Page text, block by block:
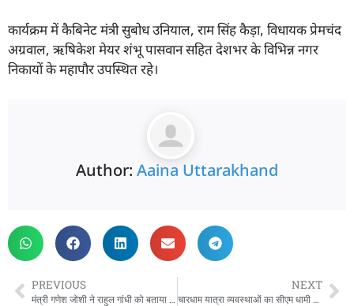
कार्यक्रम में कैबिनेट मंत्री सुबोध उनियाल, राम सिंह कैड़ा, विधायक प्रेमचंद
अग्रवाल, ऋषिकेश मेयर शंभू पासवान सहित देशभर के विभिन्न नगर
निकायों के महापौर उपस्थित रहे।
Author: Aaina Uttarakhand
PREVIOUS
मंत्री गणेश जोशी ने राहुल गांधी को बताया भाजपा का ‘स्टार प्रचारक’, कहा – राहुल के उत्तराखंड दौरे से कांग्रेस नहीं भाजपा को होगा फायदा
NEXT
चारधाम यात्रा व्यवस्थाओं का सीएम धामी ने लिया जायजा, ऋषिकेश ट्रांजिट कैंप का किया औचक निरीक्षण